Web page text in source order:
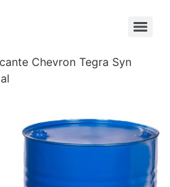
Chevron Tegra Syn